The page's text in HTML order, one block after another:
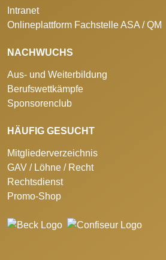
Intranet
Onlineplattform Fachstelle ASA / QM
NACHWUCHS
Aus- und Weiterbildung
Berufswettkämpfe
Sponsorenclub
HÄUFIG GESUCHT
Mitgliederverzeichnis
GAV / Löhne / Recht
Rechtsdienst
Promo-Shop